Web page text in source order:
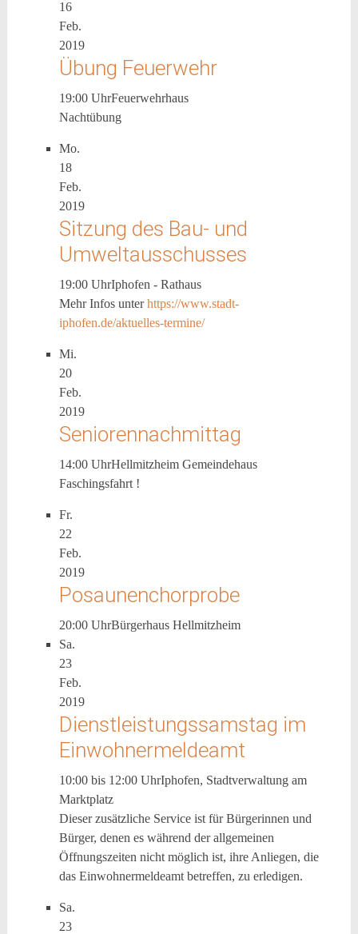
16
Feb.
2019
Übung Feuerwehr
19:00 UhrFeuerwehrhaus
Nachtübung
Mo.
18
Feb.
2019
Sitzung des Bau- und
Umweltausschusses
19:00 UhrIphofen - Rathaus
Mehr Infos unterhttps://www.stadt-
iphofen.de/aktuelles-termine/
Mi.
20
Feb.
2019
Seniorennachmittag
14:00 UhrHellmitzheim Gemeindehaus
Faschingsfahrt !
Fr.
22
Feb.
2019
Posaunenchorprobe
20:00 UhrBürgerhaus Hellmitzheim
Sa.
23
Feb.
2019
Dienstleistungssamstag im
Einwohnermeldeamt
10:00 bis 12:00 UhrIphofen, Stadtverwaltung am
Marktplatz
Dieser zusätzliche Service ist für Bürgerinnen und
Bürger, denen es während der allgemeinen
Öffnungszeiten nicht möglich ist, ihre Anliegen, die
das Einwohnermeldeamt betreffen, zu erledigen.
Sa.
23